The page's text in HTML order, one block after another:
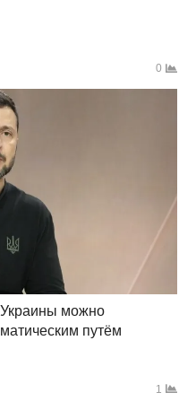
0
Украины можно
путём
1